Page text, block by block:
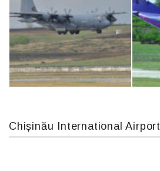
Boeing 737 MAX 8, TC-LCC
Chișinău International Airport